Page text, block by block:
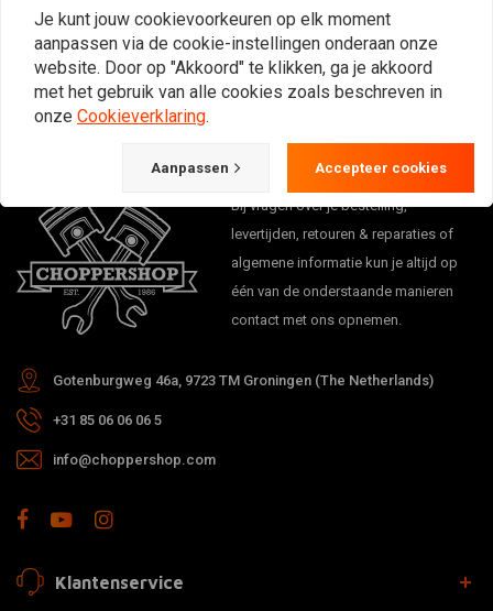
Abonneer
Bij vragen over je bestelling,
levertijden, retouren & reparaties of
algemene informatie kun je altijd op
één van de onderstaande manieren
contact met ons opnemen.
Gotenburgweg 46a, 9723 TM Groningen (The Netherlands)
+31 85 06 06 06 5
info@choppershop.com
Klantenservice
Je kunt jouw cookievoorkeuren op elk moment
aanpassen via de cookie-instellingen onderaan onze
website. Door op "Akkoord" te klikken, ga je akkoord
met het gebruik van alle cookies zoals beschreven in
onze Cookieverklaring.
Aanpassen Accepteer cookies